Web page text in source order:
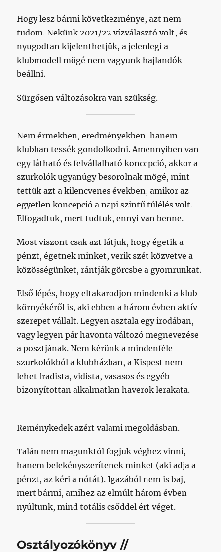
Hogy lesz bármi következménye, azt nem
tudom. Nekünk 2021/22 vízválasztó volt, és
nyugodtan kijelenthetjük, a jelenlegi a
klubmodell mögé nem vagyunk hajlandók
beállni.
Sürgősen változásokra van szükség.
Nem érmekben, eredményekben, hanem
klubban tessék gondolkodni. Amennyiben van
egy látható és felvállalható koncepció, akkor a
szurkolók ugyanúgy besorolnak mögé, mint
tettük azt a kilencvenes években, amikor az
egyetlen koncepció a napi szintű túlélés volt.
Elfogadtuk, mert tudtuk, ennyi van benne.
Most viszont csak azt látjuk, hogy égetik a
pénzt, égetnek minket, verik szét közvetve a
közösségünket, rántják görcsbe a gyomrunkat.
Első lépés, hogy eltakarodjon mindenki a klub
környékéről is, aki ebben a három évben aktív
szerepet vállalt. Legyen asztala egy irodában,
vagy legyen pár havonta változó megnevezése
a posztjának. Nem kérünk a mindenféle
szurkolókból a klubházban, a Kispest nem
lehet fradista, vidista, vasasos és egyéb
bizonyítottan alkalmatlan haverok lerakata.
Reménykedek azért valami megoldásban.
Talán nem magunktól fogjuk véghez vinni,
hanem belekényszerítenek minket (aki adja a
pénzt, az kéri a nótát). Igazából nem is baj,
mert bármi, amihez az elmúlt három évben
nyúltunk, mind totális csőddel ért véget.
Osztályozókönyv //